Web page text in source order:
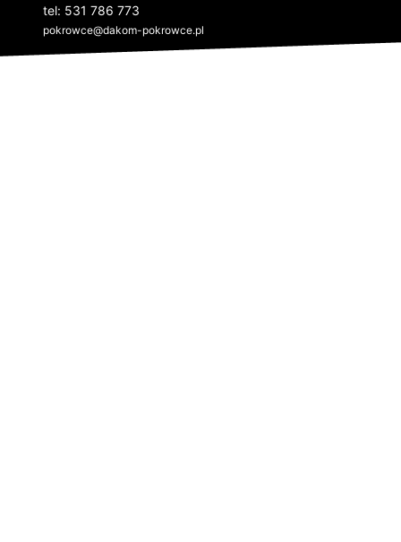
tel: 531 786 773
pokrowce@dakom-pokrowce.pl